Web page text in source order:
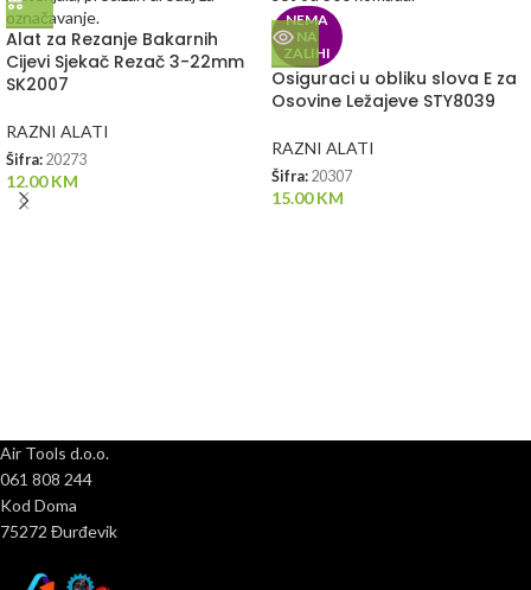
Alat za Rezanje Bakarnih
Cijevi Sjekač Rezač 3-22mm
SK2007
RAZNI ALATI
Šifra: 20273
12.00KM
NEMA
NA
ZALIHI
Osiguraci u obliku slova E za
Osovine Ležajeve STY8039
RAZNI ALATI
Šifra: 20307
15.00KM
Air Tools d.o.o.
061 808 244
Kod Doma
75272 Đurđevik